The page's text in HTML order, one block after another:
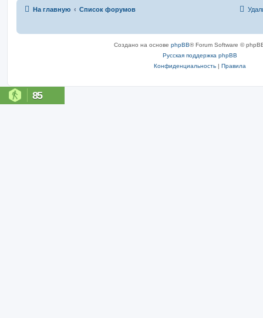
На главную Список форумов
Создано на основе phpBB® Forum Software ©
Русская поддержка phpBB
Конфиденциальность | Правила
85